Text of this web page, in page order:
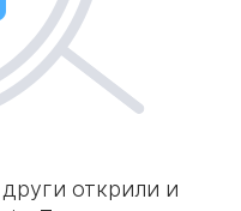
открили и